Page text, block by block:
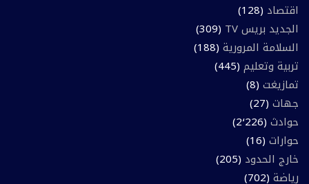
اقتصاد (128)
الجديد بريس TV
(309)
السلامة المرورية (188)
تربية وتعليم (445)
تمازيغت (8)
جهات (27)
حوادث (2٬226)
حوارات (16)
خارج الحدود (205)
رياضة (702)